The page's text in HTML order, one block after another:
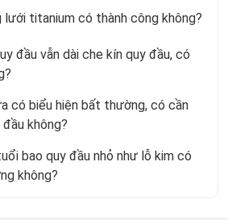
lưới titanium có thành công không?
đầu vẫn dài che kín quy đầu, có
có biểu hiện bất thường, có cần
không?
bao quy đầu nhỏ như lỗ kim có
không?